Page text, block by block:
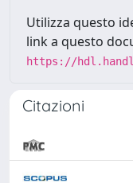
Utilizza questo
link a questo
https://
Citazioni